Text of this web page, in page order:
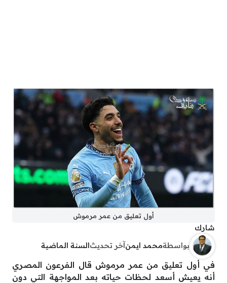
أول تعليق من عمر مرموش
شارك
بواسطةمحمد ايمن آخر تحديث السنة الماضية
في أول تعليق من عمر مرموش قال الفرعون المصري
أنه يعيش أسعد لحظات حياته بعد المواجهة التي دون